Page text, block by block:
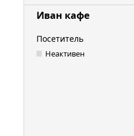
Иван кафе
Посетитель
Неактивен